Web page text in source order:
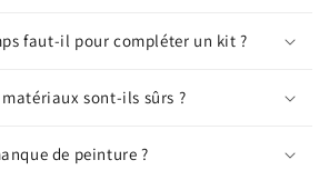
faut-il pour compléter un kit ?
sont-ils sûrs ?
de peinture ?